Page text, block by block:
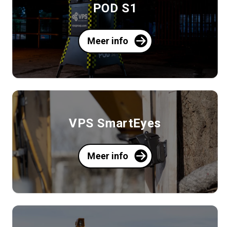
POD S1
Meer info
VPS SmartEyes
Meer info